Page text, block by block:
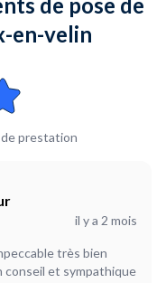
frotte même en la
a travaillé. Le but est
par un tapis plus
'évacue les gravats et
de pose de
en-velin
prestation
il y a 2 mois
très bien
conseil et sympathique